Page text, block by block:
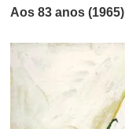
Aos 83 anos (1965)